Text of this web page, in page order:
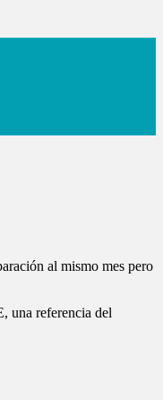
al mismo mes pero
una referencia del